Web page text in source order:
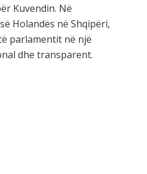
Kuvendin. Në
Holandës në Shqipëri,
parlamentit në një
dhe transparent.